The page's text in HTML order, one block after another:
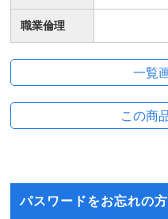
職業倫理
パスワードをお忘れの方